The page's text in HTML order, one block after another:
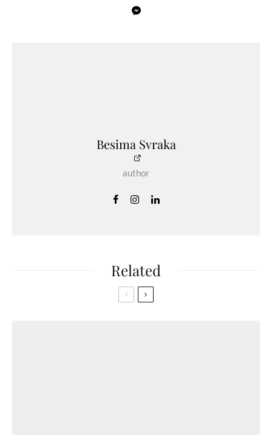
Besima Svraka
author
Related